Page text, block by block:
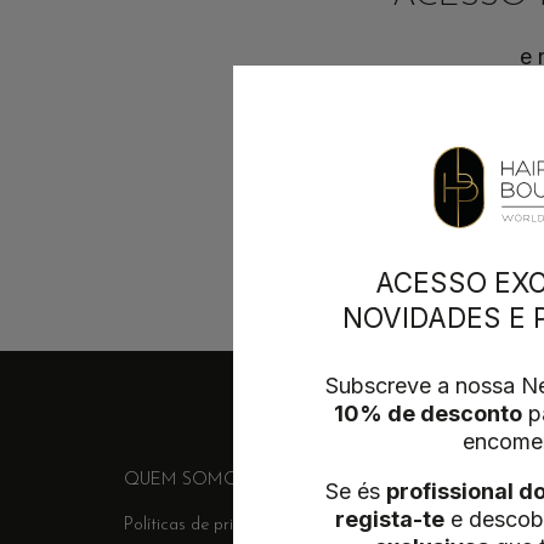
e
Se és profissional do
QUEM SOMOS FORNECEDORES ENTREGA &
Políticas de privacidade Termos e Condições
ACESSO
NOVIDADES E
Subscreve a nossa
10% de desconto
Se és profissional
regista-te e